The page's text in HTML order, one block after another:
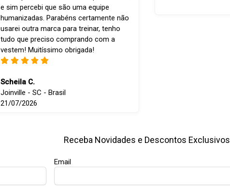
e sim percebi que são uma equipe
humanizadas. Parabéns certamente não
usarei outra marca para treinar, tenho
tudo que preciso comprando com a
vestem! Muitíssimo obrigada!
Scheila C.
Joinville - SC - Brasil
21/07/2026
Receba Novidades e Descontos Exclusivos
Email